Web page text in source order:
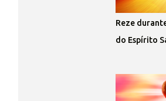
Reze
do Espírito